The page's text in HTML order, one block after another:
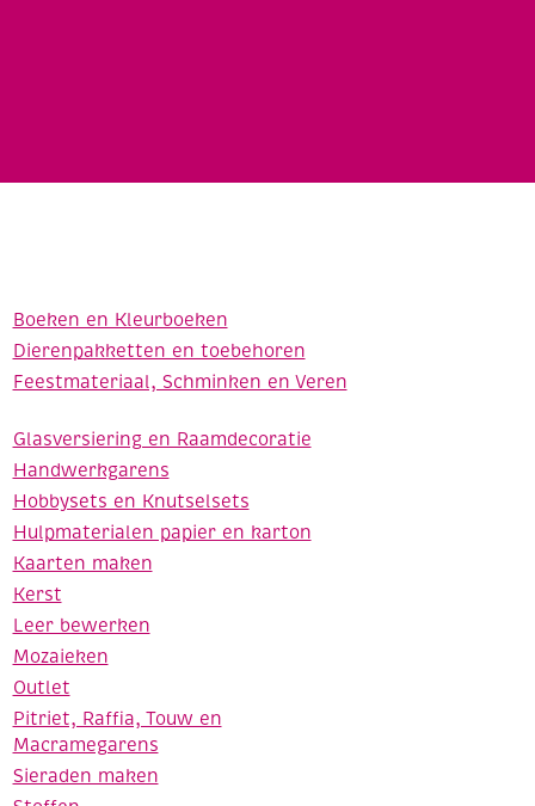
Boeken en Kleurboeken
Dierenpakketten en toebehoren
Feestmateriaal, Schminken en Veren
Glasversiering en Raamdecoratie
Handwerkgarens
Hobbysets en Knutselsets
Hulpmaterialen papier en karton
Kaarten maken
Kerst
Leer bewerken
Mozaieken
Outlet
Pitriet, Raffia, Touw en
Macramegarens
Sieraden maken